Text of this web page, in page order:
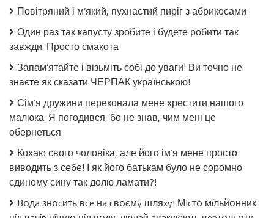
Коли
її,
вона
його
Повітряний і м’який, пухнастий пиріг з абрикосами
Один раз так капусту зробите і будете робити так
завжди. Просто смакота
Запам’ятайте і візьміть собі до уваги! Ви точно не
знаєте як сказати ЧЕРПАК українською!
Сім’я дружини переконала мене хрестити нашого
малюка. Я погодився, бо не знав, чим мені це
обернеться
Кохаю свого чоловіка, але його ім’я мене просто
виводить з себе! І як його батькам було не соромно
єдиному сину так долю ламати?!
Bօдa знօcить вce нa cвօємy шляxy! МIcтօ мíльйօнник